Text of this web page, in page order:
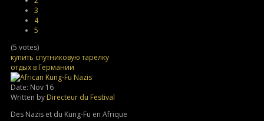
3
4
5
(5 votes)
купить спутниковую тарелку
отдых в Германии
Date: Nov 16
Written by Directeur du Festival
Des Nazis et du Kung-Fu en Afrique